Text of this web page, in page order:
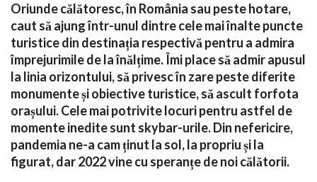
Oriunde călătoresc, în România sau peste hotare,
caut să ajung într-unul dintre cele mai înalte puncte
turistice din destinația respectivă pentru a admira
împrejurimile de la înălțime. Îmi place să admir apusul
la linia orizontului, să privesc în zare peste diferite
monumente și obiective turistice, să ascult forfota
orașului. Cele mai potrivite locuri pentru astfel de
momente inedite sunt skybar-urile. Din nefericire,
pandemia ne-a cam ținut la sol, la propriu și la
figurat, dar 2022 vine cu speranțe de noi călătorii.